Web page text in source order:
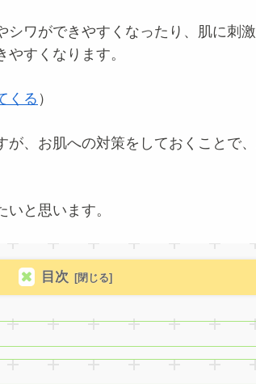
シワができやすくなったり、肌に刺
すくなります。
くる ）
、お肌への対策をしておくことで
いと思います。
目次